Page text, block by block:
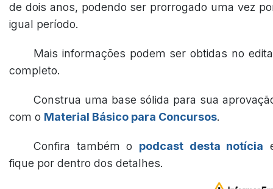
de dois anos, podendo ser prorrogado uma vez
igual período.
Mais informações podem ser obtidas no
completo.
Construa uma base sólida para sua
com o Material Básico para Concursos.
Confira também o podcast desta notícia
fique por dentro dos detalhes.